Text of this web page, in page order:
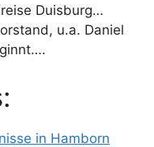
Duisburg…
u.a. Daniel
in Hamborn